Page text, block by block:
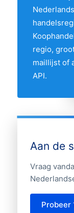
provincies.
hierboven
vergelijken
regio,
maillijst of
API.
Aan de
Vraag
Probeer